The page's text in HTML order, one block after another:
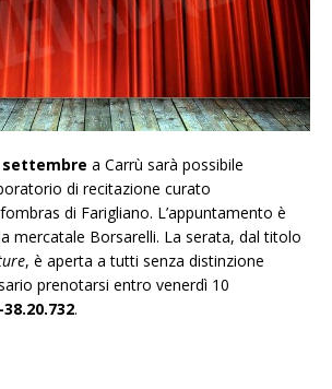
settembre a Carrù sarà possibile
di recitazione curato
di Farigliano. L’appuntamento è
mercatale Borsarelli. La serata, dal titolo
, è aperta a tutti senza distinzione
prenotarsi entro venerdì 10
.